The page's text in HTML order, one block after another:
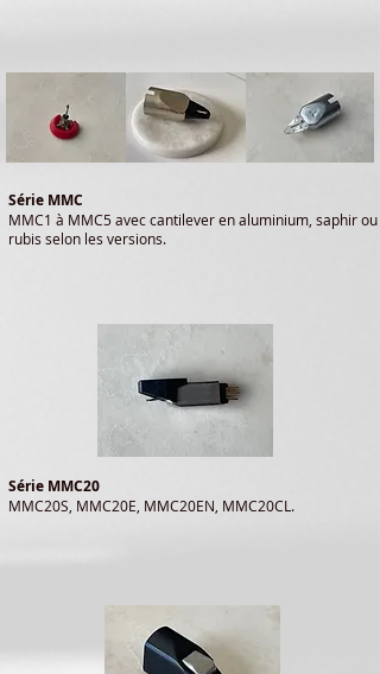
Série MMC
MMC1 à MMC5 avec cantilever en aluminium, saphir ou
rubis selon les versions.
Série MMC20
MMC20S, MMC20E, MMC20EN, MMC20CL.